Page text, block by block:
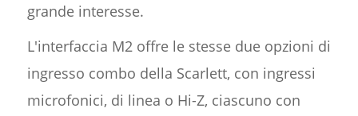
grande interesse.
L'interfaccia M2 offre le stesse due opzioni di
ingresso combo della Scarlett, con ingressi
microfonici, di linea o Hi-Z, ciascuno con